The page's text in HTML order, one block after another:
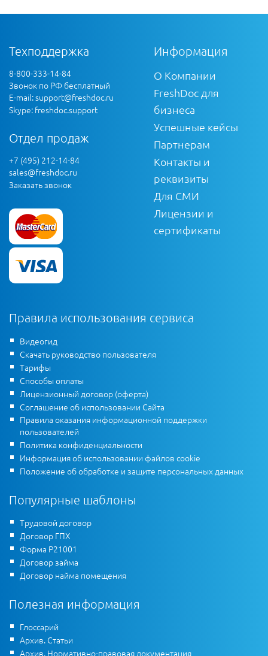
Техподдержка
8-800-333-14-84
Звонок по РФ бесплатный
E-mail:support@freshdoc.ru
Skype: freshdoc.support
Отдел продаж
+7 (495) 212-14-84
sales@freshdoc.ru
Заказать звонок
Информация
О Компании
FreshDoc для
бизнеса
Успешные кейсы
Партнерам
Контакты и
реквизиты
Для СМИ
Лицензии и
сертификаты
Правила использования сервиса
Видеогид
Скачать руководство пользователя
Тарифы
Способы оплаты
Лицензионный договор (оферта)
Соглашение об использовании Сайта
Правила оказания информационной поддержки
пользователей
Политика конфиденциальности
Информация об использовании файлов cookie
Положение об обработке и защите персональных данных
Популярные шаблоны
Трудовой договор
Договор ГПХ
Форма Р21001
Договор займа
Договор найма помещения
Полезная информация
Глоссарий
Архив. Статьи
Архив. Нормативно-правовая документация